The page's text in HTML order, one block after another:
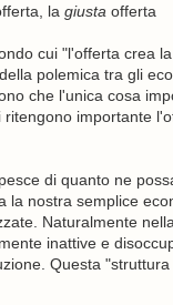
la giusta offerta
cui "l'offerta crea
polemica tra gli
che l'unica cosa
importante
di quanto ne
nostra semplice
Naturalmente
inattive e
Questa